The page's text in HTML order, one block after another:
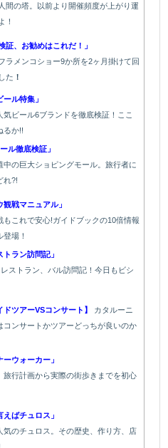
間の塔。以前より開催頻度が上がり運
！
証、お勧めはこれだ！」
ラメンコショー9か所を2ヶ月掛けて回
た ！
ール特集」
気ビール6ブランドを徹底検証！ここ
るか!!
ル徹底検証」
中の巨大ショピングモール。旅行者に
れ?!
観戦マニュアル」
もこれで安心!ガイドブックの10倍情報
場！
ラン訪問記」
ストラン、バル訪問記！今日もビシ
ドツアーVSコンサート】 カタルーニ
コンサートかツアーどっちが良いのか
ーウォーカー」
旅行計画から実際の街歩きまでを初心
えばチュロス」
気のチュロス。その歴史、作り方、店